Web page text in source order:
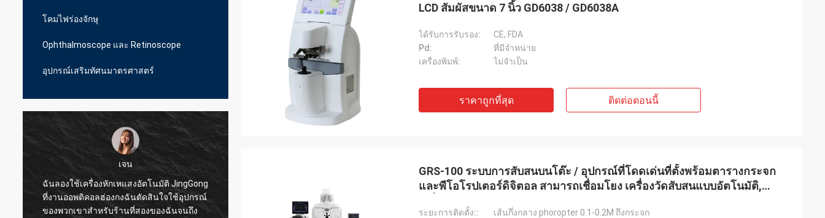
โคมไฟร่องจักษุ
Ophthalmoscope และ Retinoscope
อุปกรณ์เสริมทัศนมาตรศาสตร์
เจน
ฉันลองใช้เครื่องหักเหแสงอัตโนมัติ JingGong
ที่งานออพติคอลฮ่องกงฉันตัดสินใจใช้อุปกรณ์
ของพวกเขาสำหรับร้านที่สองของฉันจนถึง
สำหรับธุรกิจอุปกรณ์เกี่ยวกับแสงของเรา แต่
JingGong ดีที่สุดพวกเขาสามารถให้คำตอบ
เอเดรียนผู้จัดจำหน่ายแว่นตา
โชคดีที่ได้พบกับทีม JingGong Optical ที่
ขายนำเข้าจากพวกเขาทีมงานที่ยอดเยี่ยม
LCD สัมผัสขนาด 7 นิ้ว GD6038 / GD6038A
ได้รับการรับรอง:
CE, FDA
Pd:
ที่มีจำหน่าย
เครื่องพิมพ์:
ไม่จำเป็น
ราคาถูกที่สุด ติดต่อตอนนี้
GRS-100 ระบบการสับสนบนโต๊ะ / อุปกรณ์ที่โดดเด่นที่ตั้งพร้อมตารางกระจก
และพีโอโรปเตอร์ดิจิตอล สามารถเชื่อมโยง เครื่องวัดสับสนแบบอัตโนมัติ,
ระยะการติดตั้ง::
เส้นกึ่งกลาง phoropter 0.1-0.2M ถึงกระจก